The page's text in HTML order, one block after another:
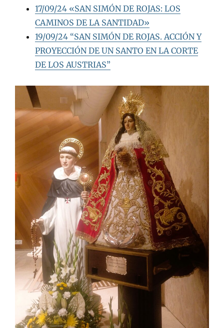
17/09/24 «SAN SIMÓN DE ROJAS: LOS
CAMINOS DE LA SANTIDAD»
19/09/24 “SAN SIMÓN DE ROJAS. ACCIÓN Y
PROYECCIÓN DE UN SANTO EN LA CORTE
DE LOS AUSTRIAS”